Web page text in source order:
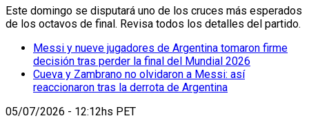
Este domingo se disputará uno de los cruces más esperados
de los octavos de final. Revisa todos los detalles del partido.
Messi y nueve jugadores de Argentina tomaron firme
decisión tras perder la final del Mundial 2026
Cueva y Zambrano no olvidaron a Messi: así
reaccionaron tras la derrota de Argentina
05/07/2026 - 12:12hs PET